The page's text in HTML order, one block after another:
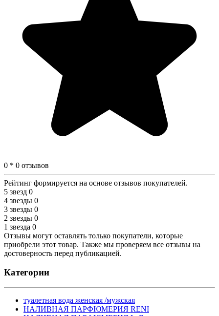
0 * 0 отзывов
Рейтинг формируется на основе отзывов покупателей.
5 звезд 0
4 звезды 0
3 звезды 0
2 звезды 0
1 звезда 0
Отзывы могут оставлять только покупатели, которые
приобрели этот товар. Также мы проверяем все отзывы на
достоверность перед публикацией.
Категории
туалетная вода женская /мужская
НАЛИВНАЯ ПАРФЮМЕРИЯ RENI